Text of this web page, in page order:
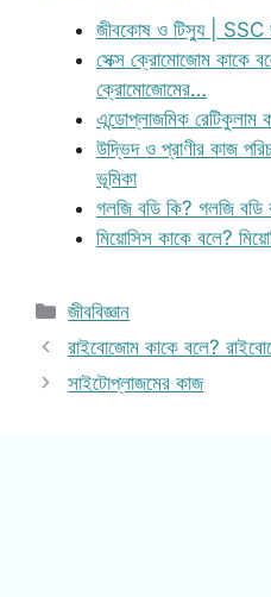
জীবকোষ ও টিস্যু | SSC
সেক্স ক্রোমোজোম কাকে
ক্রোমোজোমের…
এন্ডোপ্লাজমিক রেটিকুলাম
উদ্ভিদ ও প্রাণীর কাজ
ভূমিকা
গলজি বডি কি? গলজি বডি
মিয়োসিস কাকে বলে?
Categories
জীববিজ্ঞান
রাইবোজোম কাকে বলে?
সাইটোপ্লাজমের কাজ